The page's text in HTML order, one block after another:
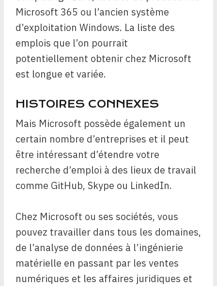
Microsoft 365 ou l’ancien système
d’exploitation Windows. La liste des
emplois que l’on pourrait
potentiellement obtenir chez Microsoft
est longue et variée.
HISTOIRES CONNEXES
Mais Microsoft possède également un
certain nombre d’entreprises et il peut
être intéressant d’étendre votre
recherche d’emploi à des lieux de travail
comme GitHub, Skype ou LinkedIn.
Chez Microsoft ou ses sociétés, vous
pouvez travailler dans tous les domaines,
de l’analyse de données à l’ingénierie
matérielle en passant par les ventes
numériques et les affaires juridiques et